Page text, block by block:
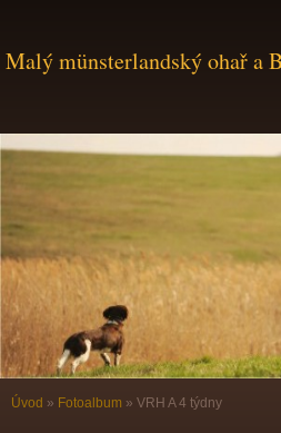
Malý münsterlandský ohař a
Úvod » Fotoalbum » VRH A 4 týdny